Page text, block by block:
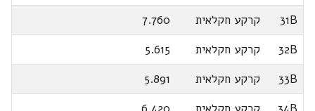
31B
קרקע חקלאית
7.760
32B
קרקע חקלאית
5.615
33B
קרקע חקלאית
5.891